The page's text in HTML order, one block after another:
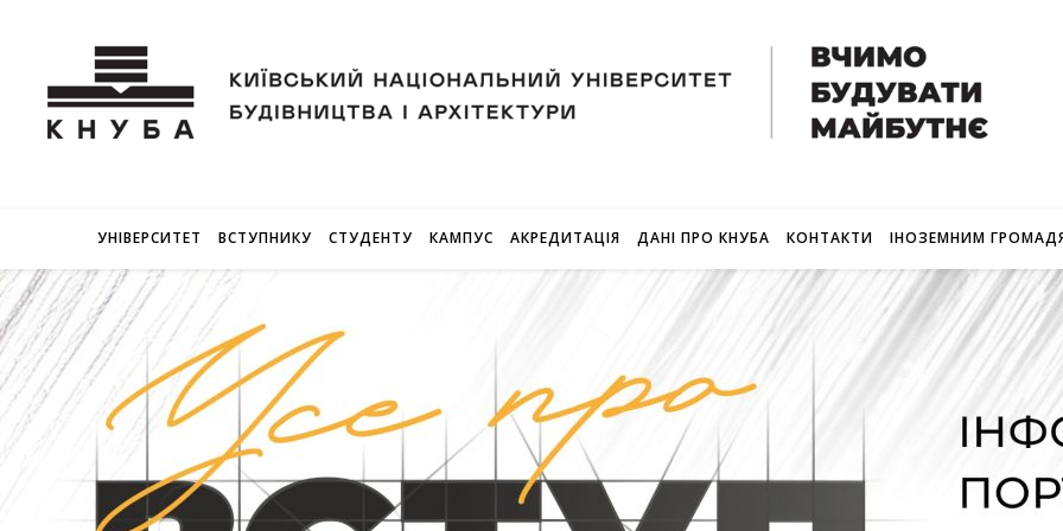
УНІВЕРСИТЕТ ВСТУПНИКУ СТУДЕНТУ КАМПУС АКРЕДИТАЦІЯ ДАНІ ПРО КНУБА КОНТАКТИ ІНОЗЕМНИМ